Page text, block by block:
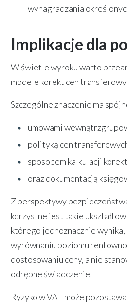
wynagradzania
Implikacje dla
W świetle wyroku warto
modele korekt cen
Szczególne znaczenie ma
umowami
polityką cen
sposobem kalkulacji
oraz dokumentacją
Z perspektywy
korzystne jest takie
którego jednoznacznie wynika,
wyrównaniu poziomu
dostosowaniu ceny, a nie
odrębne świadczenie.
Ryzyko w VAT może